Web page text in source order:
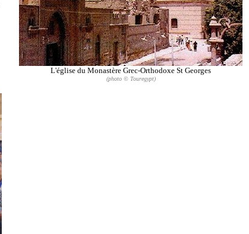
L'église du Monastère Grec-Orthodoxe St Georges
(photo © Touregypt)